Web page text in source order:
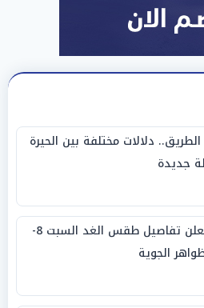
دلالات مختلفة بين الحيرة
جديدة
«الأرصاد» تعلن تفاصيل طقس الغد السبت 8-